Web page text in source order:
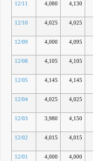
12/11 4,080 4,130
12/10 4,025 4,025
12/09 4,000 4,095
12/08 4,105 4,105
12/05 4,145 4,145
12/04 4,025 4,025
12/03 3,980 4,150
12/02 4,015 4,015
12/01 4,000 4,000